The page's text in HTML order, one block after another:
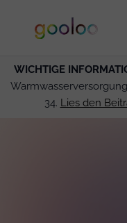
WICHTIGE
34. Lies den